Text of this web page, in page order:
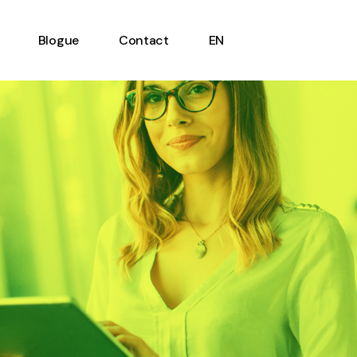
Blogue Contact EN